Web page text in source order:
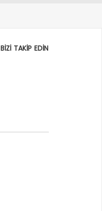
BİZİ TAKİP EDİN